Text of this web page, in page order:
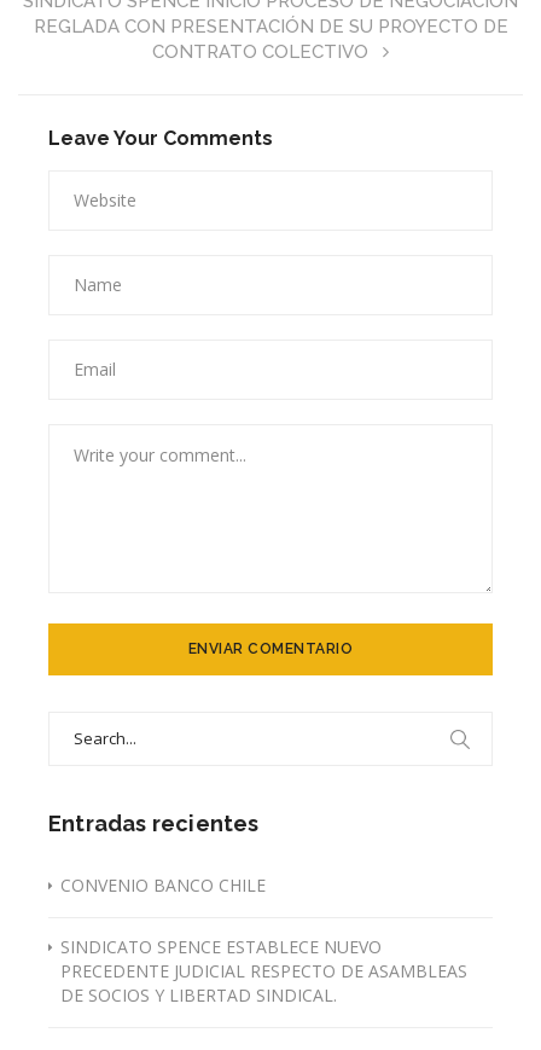
REGLADA CON PRESENTACIÓN DE SU PROYECTO DE
CONTRATO COLECTIVO
Leave Your Comments
Entradas recientes
CONVENIO BANCO CHILE
SINDICATO SPENCE ESTABLECE NUEVO
PRECEDENTE JUDICIAL RESPECTO DE ASAMBLEAS
DE SOCIOS Y LIBERTAD SINDICAL.